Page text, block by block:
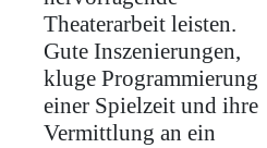
Theaterarbeit leisten.
Gute Inszenierungen,
kluge Programmierung
einer Spielzeit und ihre
Vermittlung an ein